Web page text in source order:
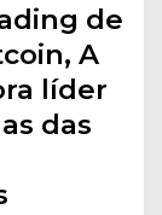
de
A
líder
das